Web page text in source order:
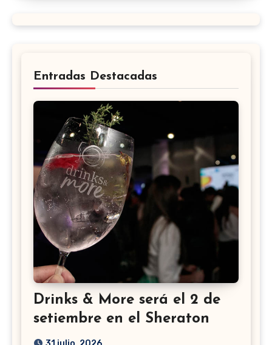
Entradas Destacadas
Drinks & More será el 2 de
setiembre en el Sheraton